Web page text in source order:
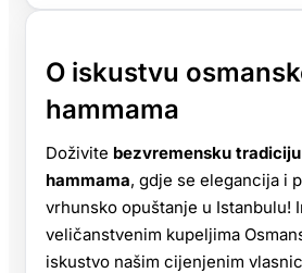
O iskustvu
hammama
Doživite bezvremensku
hammama, gdje se elegancija i
vrhunsko opuštanje u Istanbulu!
veličanstvenim kupeljima
iskustvo našim cijenjenim